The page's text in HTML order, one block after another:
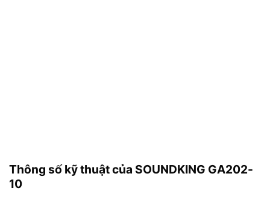
Thông số kỹ thuật của SOUNDKING GA202-
10